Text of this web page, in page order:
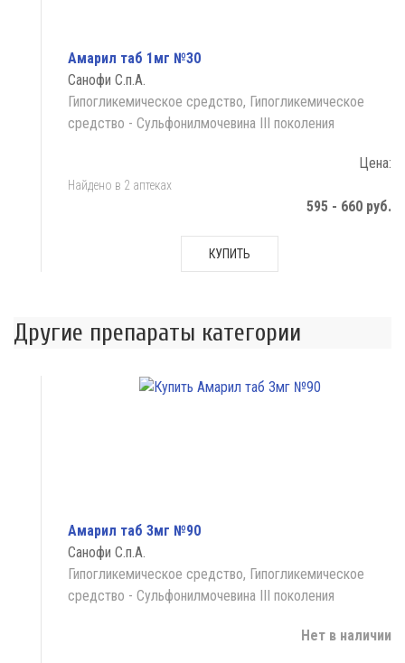
Амарил таб 1мг №30
Санофи С.п.А.
Гипогликемическое средство, Гипогликемическое
средство - Сульфонилмочевина III поколения
Цена:
Найдено в 2 аптеках
595 - 660 руб.
КУПИТЬ
Другие препараты категории
Амарил таб 3мг №90
Санофи С.п.А.
Гипогликемическое средство, Гипогликемическое
средство - Сульфонилмочевина III поколения
Нет в наличии